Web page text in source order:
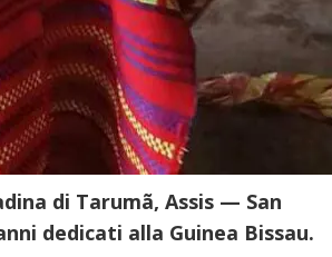
di Tarumã, Assis — San
dedicati alla Guinea Bissau.